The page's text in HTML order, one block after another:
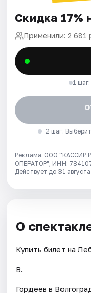
Скидка 17%
Применили: 2 681
1
2 шаг.
Реклама. ООО
ОПЕРАТОР", ИНН:
Действует до 31
О
Купить билет на
В.
Гордеев в